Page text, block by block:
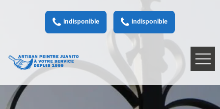
indisponible indisponible